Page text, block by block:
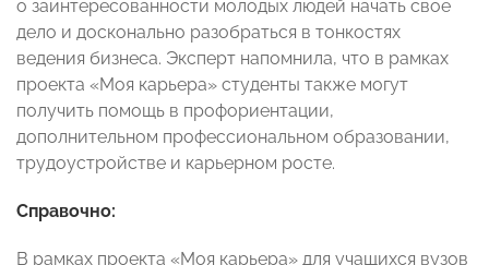
о заинтересованности молодых людей начать свое
дело и досконально разобраться в тонкостях
ведения бизнеса. Эксперт напомнила, что в рамках
проекта «Моя карьера» студенты также могут
получить помощь в профориентации,
дополнительном профессиональном образовании,
трудоустройстве и карьерном росте.
Справочно:
В рамках проекта «Моя карьера» для учащихся вузов